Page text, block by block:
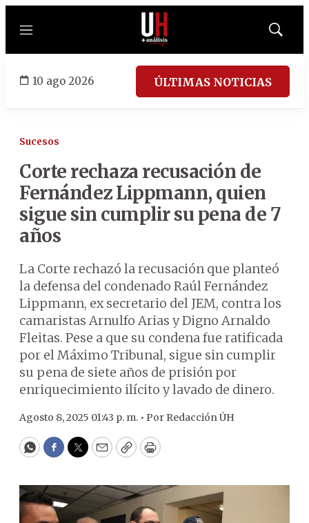
Menú
Mostrar
10 ago 2026 ÚLTIMAS NOTICIAS
Sucesos
Corte rechaza recusación de
Fernández Lippmann, quien
sigue sin cumplir su pena de 7
años
La Corte rechazó la recusación que planteó
la defensa del condenado Raúl Fernández
Lippmann, ex secretario del JEM, contra los
camaristas Arnulfo Arias y Digno Arnaldo
Fleitas. Pese a que su condena fue ratificada
por el Máximo Tribunal, sigue sin cumplir
su pena de siete años de prisión por
enriquecimiento ilícito y lavado de dinero.
Agosto 8, 2025 01:43 p. m. • Por Redacción ÚH
WhatsApp
Facebook
Twitter
EmailCopyPrint